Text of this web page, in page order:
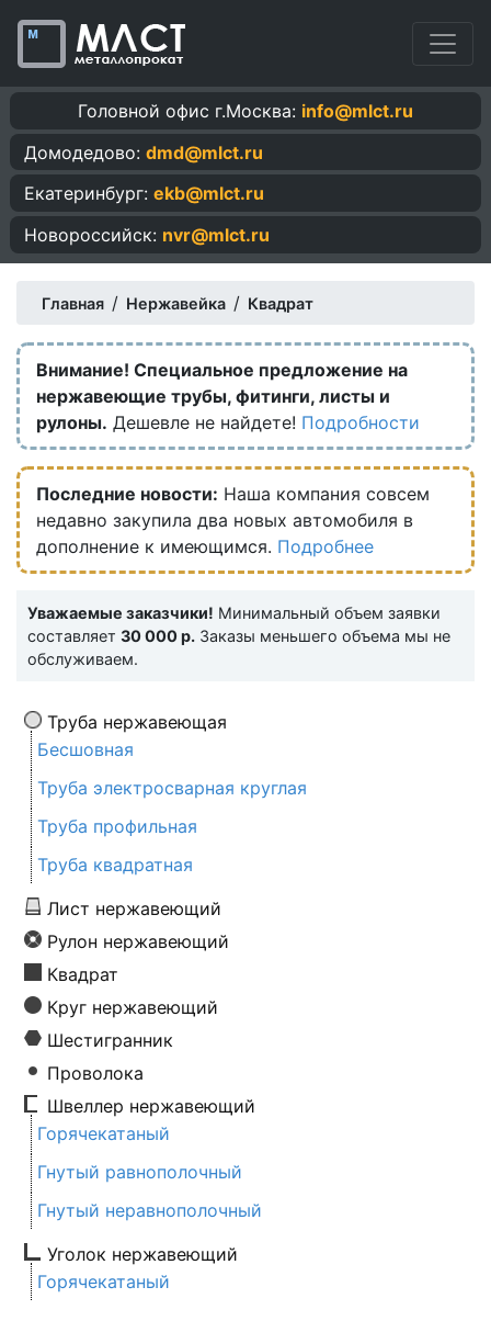
Головной офис г.Москва: info@mlct.ru
Домодедово: dmd@mlct.ru
Екатеринбург: ekb@mlct.ru
Новороссийск: nvr@mlct.ru
Главная / Нержавейка / Квадрат
Внимание! Специальное предложение на
нержавеющие трубы, фитинги, листы и
рулоны. Дешевле не найдете! Подробности
Последние новости: Наша компания совсем
недавно закупила два новых автомобиля в
дополнение к имеющимся. Подробнее
Уважаемые заказчики! Минимальный объем заявки
составляет 30 000 р. Заказы меньшего объема мы не
обслуживаем.
Труба нержавеющая
Бесшовная
Труба электросварная круглая
Труба профильная
Труба квадратная
Лист нержавеющий
Рулон нержавеющий
Квадрат
Круг нержавеющий
Шестигранник
Проволока
Швеллер нержавеющий
Горячекатаный
Гнутый равнополочный
Гнутый неравнополочный
Уголок нержавеющий
Горячекатаный